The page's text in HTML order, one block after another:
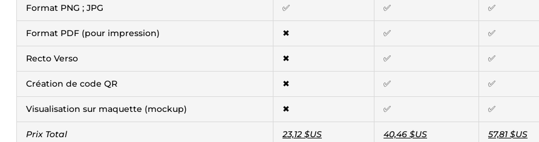
Format PNG ; JPG ✅ ✅ ✅
Format PDF (pour impression) ✖ ✅ ✅
Recto Verso ✖ ✅ ✅
Création de code QR ✖ ✅ ✅
Visualisation sur maquette (mockup) ✖ ✅ ✅
Prix Total 23,12 $US 40,46 $US 57,81 $US